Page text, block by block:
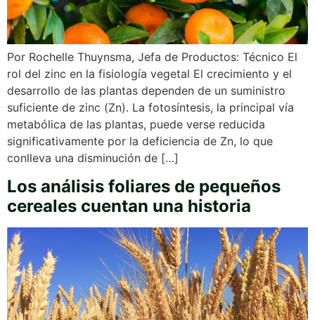
Por Rochelle Thuynsma, Jefa de Productos: Técnico El
rol del zinc en la fisiología vegetal El crecimiento y el
desarrollo de las plantas dependen de un suministro
suficiente de zinc (Zn). La fotosíntesis, la principal vía
metabólica de las plantas, puede verse reducida
significativamente por la deficiencia de Zn, lo que
conlleva una disminución de […]
Los análisis foliares de pequeños
cereales cuentan una historia